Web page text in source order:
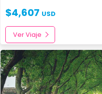
$4,607 USD
Ver Viaje